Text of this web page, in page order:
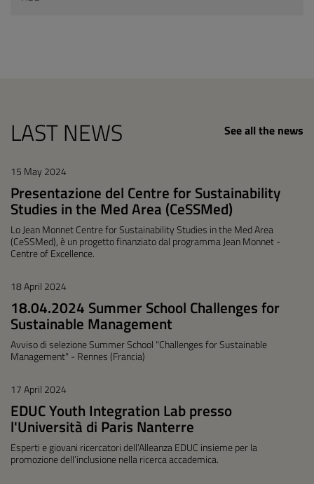
LAST NEWS See all the news
15 May 2024
Presentazione del Centre for Sustainability
Studies in the Med Area (CeSSMed)
Lo Jean Monnet Centre for Sustainability Studies in the Med Area
(CeSSMed), è un progetto finanziato dal programma Jean Monnet -
Centre of Excellence.
18 April 2024
18.04.2024 Summer School Challenges for
Sustainable Management
Avviso di selezione Summer School "Challenges for Sustainable
Management" - Rennes (Francia)
17 April 2024
EDUC Youth Integration Lab presso
l'Università di Paris Nanterre
Esperti e giovani ricercatori dell’Alleanza EDUC insieme per la
promozione dell’inclusione nella ricerca accademica.